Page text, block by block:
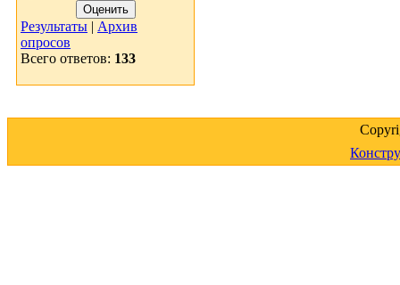
Результаты | Архив
опросов
Всего ответов: 133